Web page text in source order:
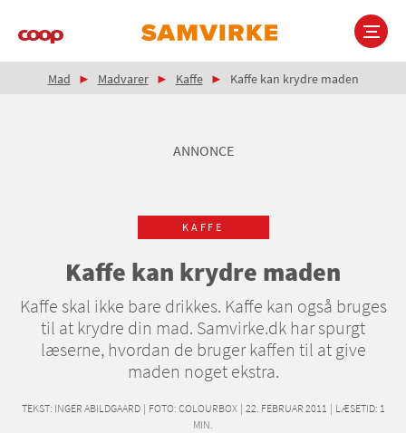
Brødkrumme
Mad Madvarer Kaffe Kaffe kan krydre maden
ANNONCE
KAFFE
Kaffe kan krydre maden
Kaffe skal ikke bare drikkes. Kaffe kan også bruges
til at krydre din mad. Samvirke.dk har spurgt
læserne, hvordan de bruger kaffen til at give
maden noget ekstra.
TEKST: INGER ABILDGAARD | FOTO: COLOURBOX | 22. FEBRUAR 2011 | LÆSETID: 1
MIN.